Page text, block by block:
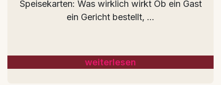
Speisekarten: Was wirklich wirkt Ob ein Gast
ein Gericht bestellt, ...
weiterlesen